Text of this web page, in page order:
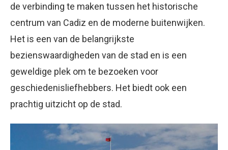
de verbinding te maken tussen het historische
centrum van Cadiz en de moderne buitenwijken.
Het is een van de belangrijkste
bezienswaardigheden van de stad en is een
geweldige plek om te bezoeken voor
geschiedenisliefhebbers. Het biedt ook een
prachtig uitzicht op de stad.